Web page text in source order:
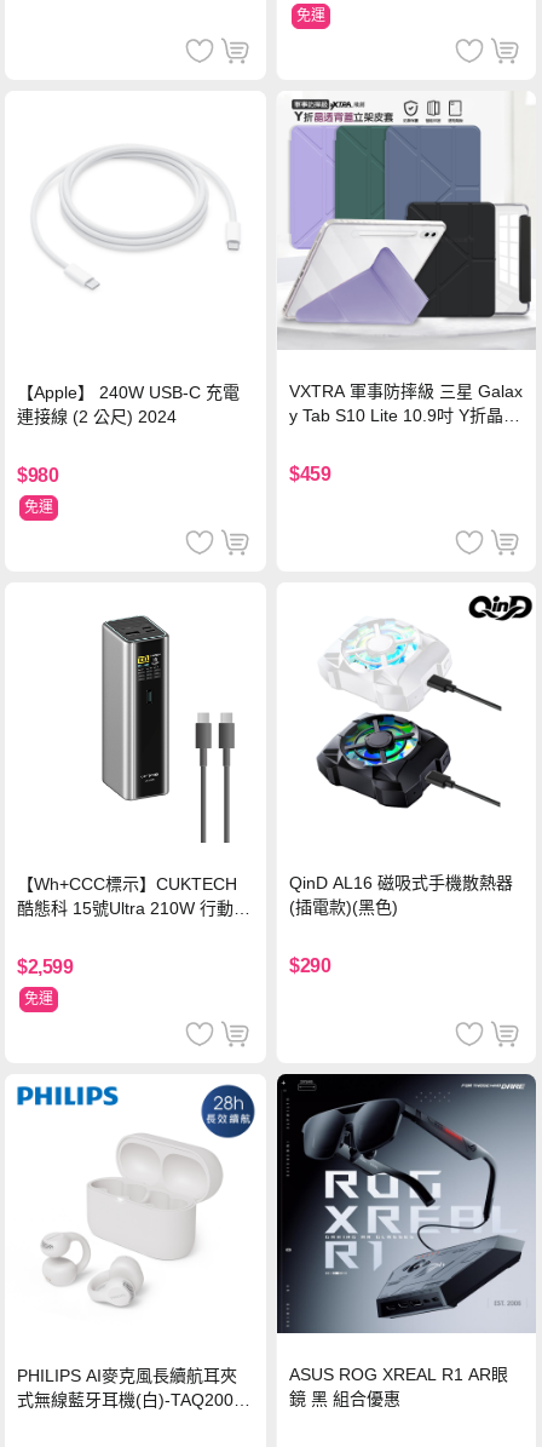
免運
【Apple】 240W USB-C 充電
連接線 (2 公尺) 2024
$980
免運
VXTRA 軍事防摔級 三星 Galax
y Tab S10 Lite 10.9吋 Y折晶透
$459
【Wh+CCC標示】CUKTECH
酷態科 15號Ultra 210W 行動電
$2,599
免運
QinD AL16 磁吸式手機散熱器
(插電款)(黑色)
$290
PHILIPS AI麥克風長續航耳夾
式無線藍牙耳機(白)-TAQ2000
ASUS ROG XREAL R1 AR眼
鏡 黑 組合優惠